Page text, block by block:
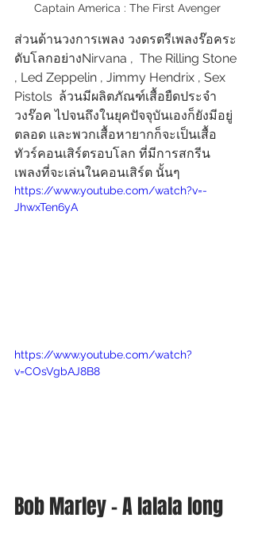
Captain America : The First Avenger
ส่วนด้านวงการเพลง วงดรตรีเพลงร๊อคระ
ดับโลกอย่างNirvana ,  The Rilling Stone
, Led Zeppelin , Jimmy Hendrix , Sex
Pistols  ล้วนมีผลิตภัณฑ์เสื้อยืดประจำ
วงร๊อค ไปจนถึงในยุคปัจจุบันเองก็ยังมีอยู่
ตลอด และพวกเสื้อหายากก็จะเป็นเสื้อ
ทัวร์คอนเสิร์ตรอบโลก ที่มีการสกรีน
เพลงที่จะเล่นในคอนเสิร์ต นั้นๆ
https://www.youtube.com/watch?v=-
JhwxTen6yA
https://www.youtube.com/watch?
v=COsVgbAJ8B8
Bob Marley - A lalala long